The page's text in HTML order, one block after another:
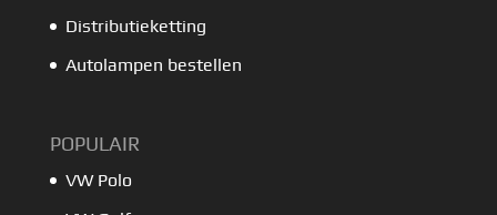
Distributieketting
Autolampen bestellen
POPULAIR
VW Polo